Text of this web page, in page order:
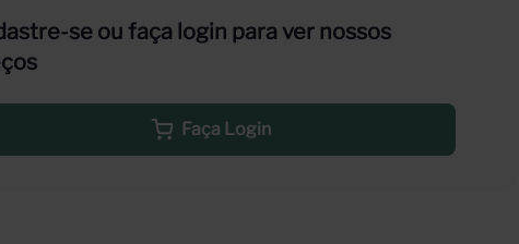
se ou faça login para ver nossos
Faça Login